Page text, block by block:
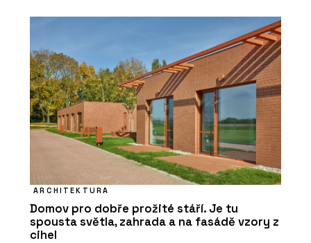
ARCHITEKTURA
Domov pro dobře prožité stáří. Je tu
spousta světla, zahrada a na fasádě vzory z
cihel